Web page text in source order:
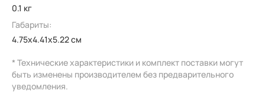
0.1 кг
Габариты:
4.75x4.41x5.22 см
* Технические характеристики и комплект поставки могут
быть изменены производителем без предварительного
уведомления.